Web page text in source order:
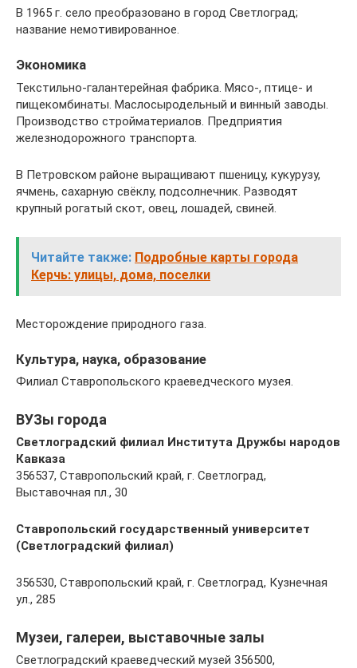
В 1965 г. село преобразовано в город Светлоград;
название немотивированное.
Экономика
Текстильно-галантерейная фабрика. Мясо-, птице- и
пищекомбинаты. Маслосыродельный и винный заводы.
Производство стройматериалов. Предприятия
железнодорожного транспорта.
В Петровском районе выращивают пшеницу, кукурузу,
ячмень, сахарную свёклу, подсолнечник. Разводят
крупный рогатый скот, овец, лошадей, свиней.
Читайте также: Подробные карты города
Керчь: улицы, дома, поселки
Месторождение природного газа.
Культура, наука, образование
Филиал Ставропольского краеведческого музея.
ВУЗы города
Светлоградский филиал Института Дружбы народов
Кавказа
356537, Ставропольский край, г. Светлоград,
Выставочная пл., 30
Ставропольский государственный университет
(Светлоградский филиал)
356530, Ставропольский край, г. Светлоград, Кузнечная
ул., 285
Музеи, галереи, выставочные залы
Светлоградский краеведческий музей 356500,